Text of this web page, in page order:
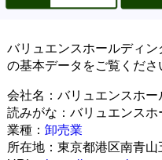
バリュエンスホールディ
の基本データをご覧くださ
会社名：バリュエンスホ
読みがな：バリュエンスホ
業種： 卸売業
所在地：東京都港区南青